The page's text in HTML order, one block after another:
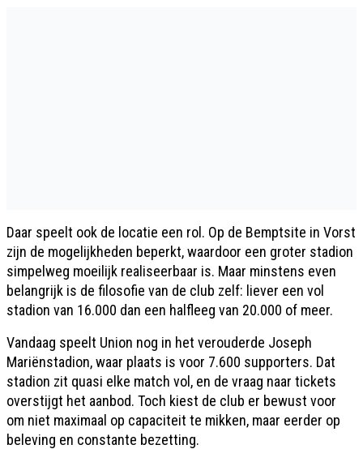
Daar speelt ook de locatie een rol. Op de Bemptsite in Vorst
zijn de mogelijkheden beperkt, waardoor een groter stadion
simpelweg moeilijk realiseerbaar is. Maar minstens even
belangrijk is de filosofie van de club zelf: liever een vol
stadion van 16.000 dan een halfleeg van 20.000 of meer.
Vandaag speelt Union nog in het verouderde Joseph
Mariënstadion, waar plaats is voor 7.600 supporters. Dat
stadion zit quasi elke match vol, en de vraag naar tickets
overstijgt het aanbod. Toch kiest de club er bewust voor
om niet maximaal op capaciteit te mikken, maar eerder op
beleving en constante bezetting.